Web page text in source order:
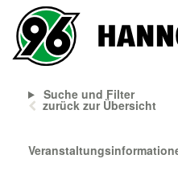
Suche und Filter
zurück zur Übersicht